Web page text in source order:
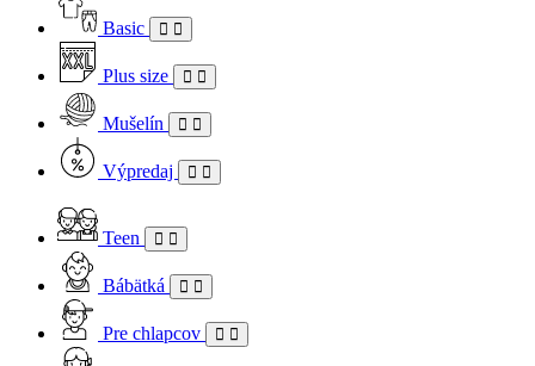
Basic
Plus size
Mušelín
Výpredaj
Teen
Bábätká
Pre chlapcov